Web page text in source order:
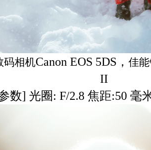
码相机Canon EOS 5DS， 佳
II
数] 光圈: F/2.8 焦距:50 毫